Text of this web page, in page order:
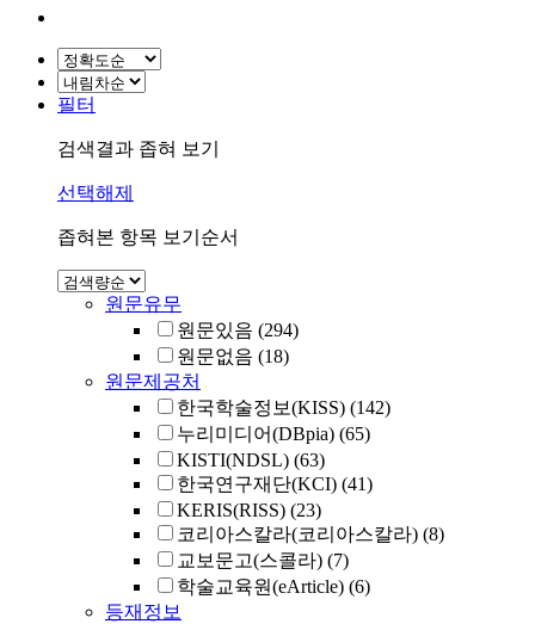
필터
검색결과 좁혀 보기
선택해제
좁혀본 항목 보기순서
원문유무
원문있음 (294)
원문없음 (18)
원문제공처
한국학술정보(KISS) (142)
누리미디어(DBpia) (65)
KISTI(NDSL) (63)
한국연구재단(KCI) (41)
KERIS(RISS) (23)
코리아스칼라(코리아스칼라) (8)
교보문고(스콜라) (7)
학술교육원(eArticle) (6)
등재정보